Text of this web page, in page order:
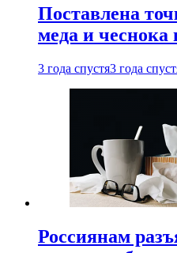
Поставлена
меда и
3 года спустя3 года
Россиянам